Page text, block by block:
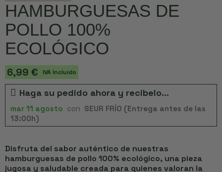
HAMBURGUESAS DE
POLLO 100%
ECOLÓGICO
6,99 € IVA Incluido
Haga su pedido ahora y recíbelo...
mar 11 agosto con SEUR FRÍO (Entrega antes de las
13:00h)
Disfruta del sabor auténtico de nuestras
hamburguesas de pollo 100% ecológico, una pieza
jugosa y saludable creada para quienes valoran la